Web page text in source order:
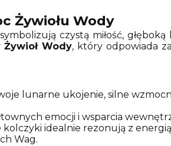
Żywiołu Wody
czystą miłość, głęboką
Żywioł Wody, który odpowiada
lunarne ukojenie, silne
emocji i wsparcia
idealnie rezonują z
Wag.